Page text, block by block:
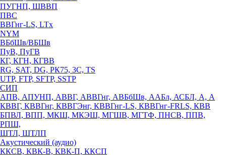
ПУГНП, ШВВП
ПВС
ВВГнг-LS, LTx
NYM
ВБбШв/ВБШв
ПуВ, ПуГВ
КГ, КГН, КГВВ
RG, SAT, DG, РК75, 3С, TS
UTP, FTP, SFTP, SSTP
СИП
АПВ, АПУНП, АВВГ, АВВГнг, АВБбШв, ААБл, АСБЛ, А, А
КВВГ, КВВГнг, КВВГЭнг, КВВГнг-LS, КВВГнг-FRLS, КВВ
БПВЛ, ВПП, МКШ, МКЭШ, МГШВ, МГТФ, ПНСВ, ППВ,
РПШ,
ШТЛ, ШТЛП
Акустический (аудио)
ККСВ, КВК-В, КВК-П, ККСП